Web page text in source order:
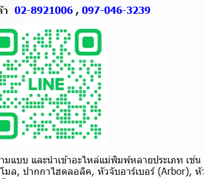
า 02-8921006 , 097-046-3239
บบ และนำเข้าอะไหล่แม่พิมพ์หลายประเภท เช่
ล, ปากกาไฮดลอลิค, หัวจับอาร์เบอร์ (Arbor),